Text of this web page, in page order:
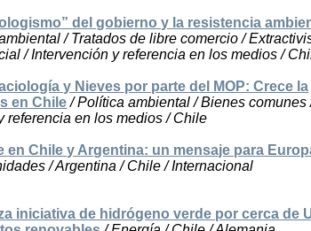
del gobierno y la resistencia
/ Tratados de libre comercio /
/ Intervención y referencia en los medios /
y Nieves por parte del MOP: Crece la
en Chile/ Política ambiental / Bienes comunes
referencia en los medios / Chile
Chile y Argentina: un mensaje para
/ Argentina / Chile / Internacional
iniciativa de hidrógeno verde por cerca de